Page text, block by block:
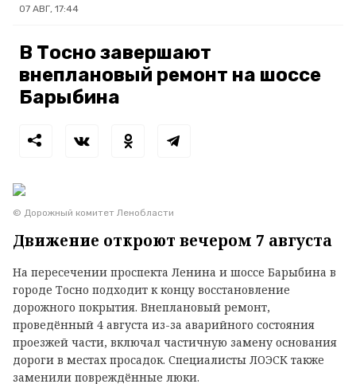
07 АВГ, 17:44
В Тосно завершают
внеплановый ремонт на шоссе
Барыбина
© Дорожный комитет Ленобласти
Движение откроют вечером 7 августа
На пересечении проспекта Ленина и шоссе Барыбина в
городе Тосно подходит к концу восстановление
дорожного покрытия. Внеплановый ремонт,
проведённый 4 августа из-за аварийного состояния
проезжей части, включал частичную замену основания
дороги в местах просадок. Специалисты ЛОЭСК также
заменили повреждённые люки.